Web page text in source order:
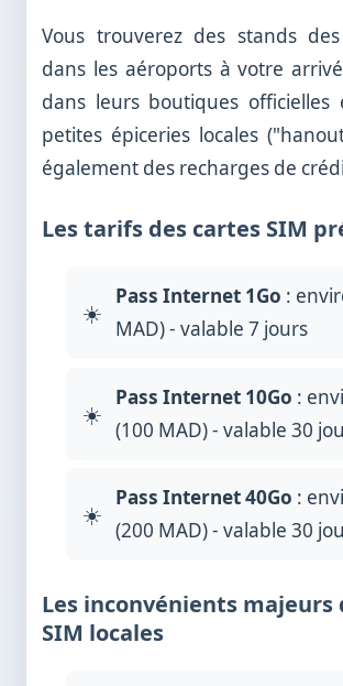
Vous trouverez des stands
dans les aéroports à votre
dans leurs boutiques officielles
petites épiceries locales
également des recharges de
Les tarifs des cartes SIM
Pass Internet 1Go :
MAD) - valable 7 jours
Pass Internet 10Go :
(100 MAD) - valable 30
Pass Internet 40Go :
(200 MAD) - valable 30
Les inconvénients majeurs
SIM locales